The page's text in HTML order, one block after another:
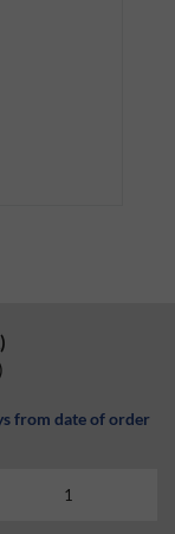
from date of order